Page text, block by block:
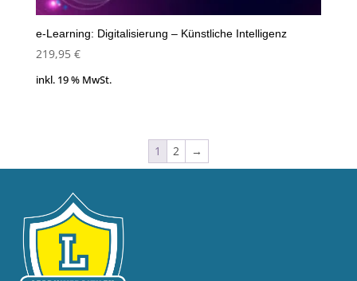
e-Learning: Digitalisierung – Künstliche Intelligenz
219,95 €
inkl. 19 % MwSt.
1 2 →